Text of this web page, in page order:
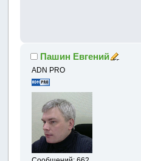
Пашин Евгений
ADN PRO